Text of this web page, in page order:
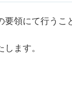
領にて行うこ
ます。